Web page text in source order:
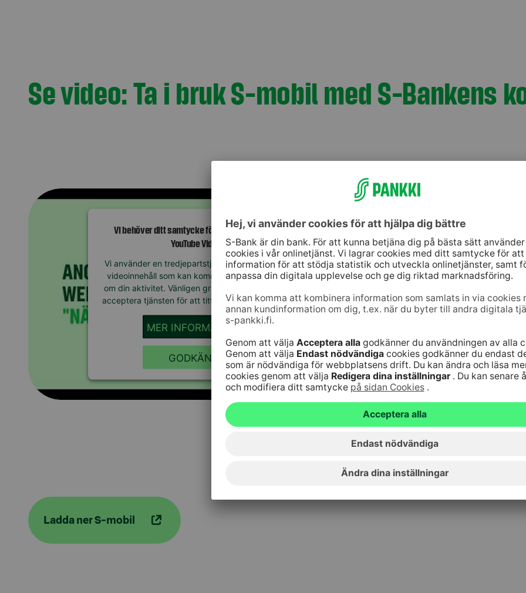
Se video: Ta i bruk S-mobil med S-Bankens
Vi behöver ditt samtycke för att ladda tjänsten
YouTube Video!
Vi använder en tredjepartstjänst för att bädda in
videoinnehåll som kan komma att samla in data
om din aktivitet. Vänligen granska detaljerna och
acceptera tjänsten för att titta på den här videon.
MER INFORMATION
GODKÄNN
Ladda ner S-mobil